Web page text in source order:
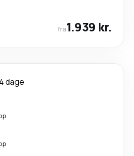
fra1.939 kr.
4 dage